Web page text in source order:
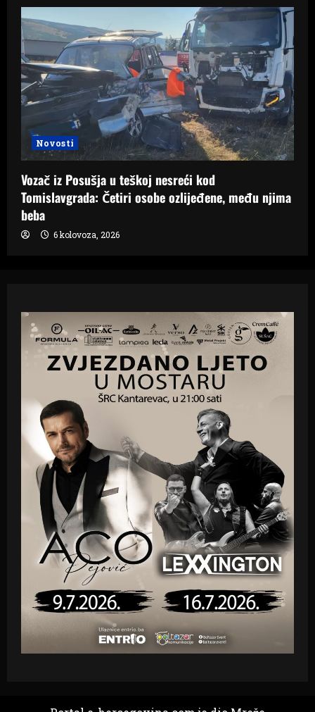
Novosti
Vozač iz Posušja u teškoj nesreći kod
Tomislavgrada: Četiri osobe ozlijeđene, među njima
beba
6 kolovoza, 2026